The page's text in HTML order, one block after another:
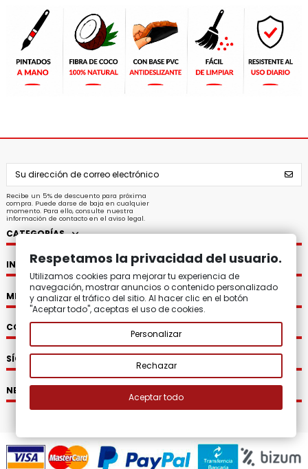
Recibe un 5% de descuento para próxima
compra. Puede darse de baja en cualquier
momento. Para ello, consulte nuestra
información de contacto en el aviso legal.
CATEGORÍAS
INFORMACIÓN
MI CUENTA
CONTACTO
SÍGUENOS
NEWSLETTER
Respetamos la privacidad del usuario.
Utilizamos cookies para mejorar tu experiencia de
navegación, mostrar anuncios o contenido personalizado
y analizar el tráfico del sitio. Al hacer clic en el botón
"Aceptar todo", aceptas el uso de cookies.
Personalizar
Rechazar
Aceptar todo